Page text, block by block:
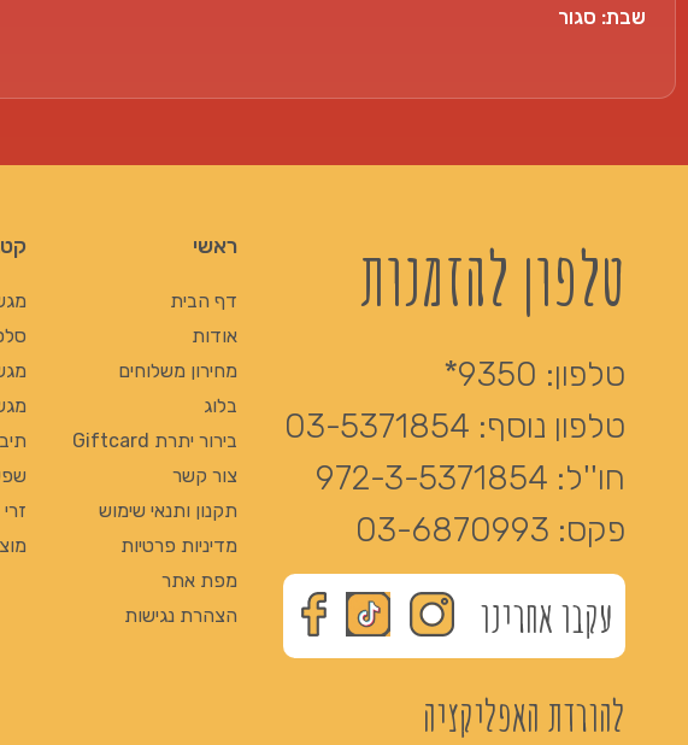
שבת: סגור
טלפון להזמנות
טלפון: 9350*
טלפון נוסף: 03-5371854
חו''ל: 972-3-5371854
פקס: 03-6870993
עקבו אחרינו
להורדת האפליקציה
ראשי
דף הבית
אודות
מחירון משלוחים
בלוג
בירור יתרת Giftcard
צור קשר
תקנון ותנאי שימוש
מדיניות פרטיות
מפת אתר
הצהרת נגישות